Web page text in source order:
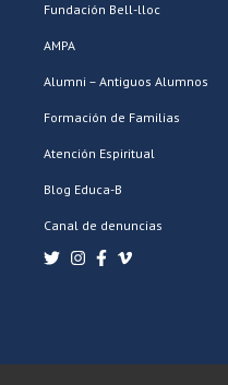
Fundación Bell-lloc
AMPA
Alumni – Antiguos Alumnos
Formación de Familias
Atención Espiritual
Blog Educa-B
Canal de denuncias